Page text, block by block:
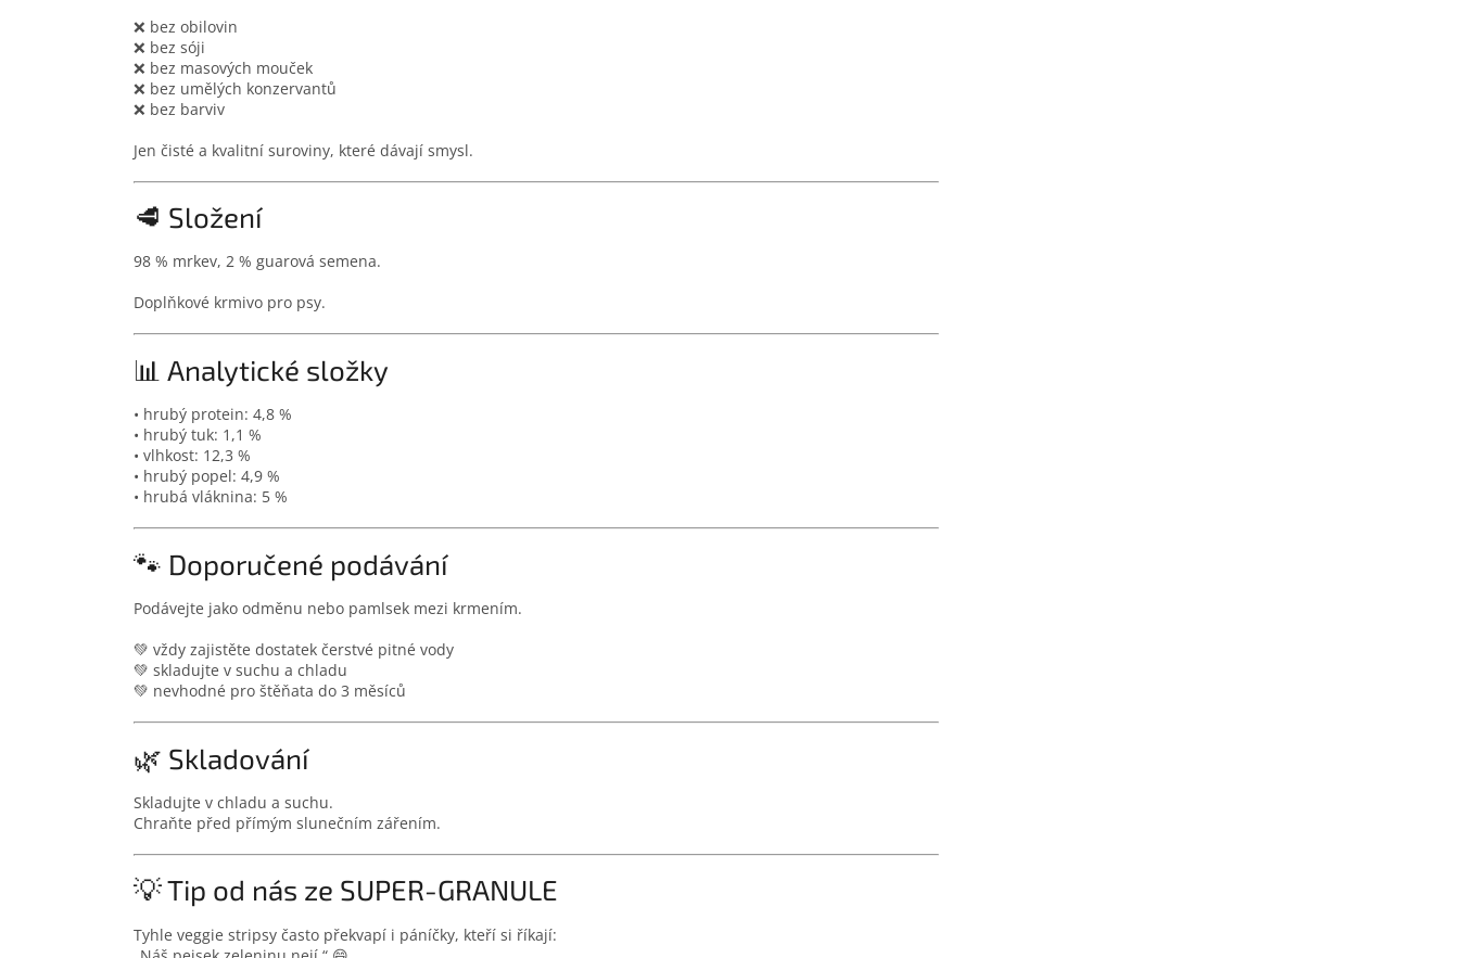
❌ bez obilovin
❌ bez sóji
❌ bez masových mouček
❌ bez umělých konzervantů
❌ bez barviv
Jen čisté a kvalitní suroviny, které dávají smysl.
🥩 Složení
98 % mrkev, 2 % guarová semena.
Doplňkové krmivo pro psy.
📊 Analytické složky
• hrubý protein: 4,8 %
• hrubý tuk: 1,1 %
• vlhkost: 12,3 %
• hrubý popel: 4,9 %
• hrubá vláknina: 5 %
🐾 Doporučené podávání
Podávejte jako odměnu nebo pamlsek mezi krmením.
💚 vždy zajistěte dostatek čerstvé pitné vody
💚 skladujte v suchu a chladu
💚 nevhodné pro štěňata do 3 měsíců
🌿 Skladování
Skladujte v chladu a suchu.
Chraňte před přímým slunečním zářením.
💡 Tip od nás ze SUPER-GRANULE
Tyhle veggie stripsy často překvapí i páníčky, kteří si říkají: